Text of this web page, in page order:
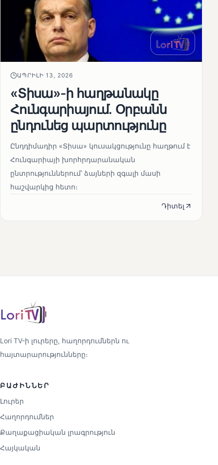
ԱՊՐԻԼԻ 13, 2026
«Տիսա»-ի հաղթանակը
Հունգարիայում․ Օրբանն
ընդունեց պարտությունը
Ընդդիմադիր «Տիսա» կուսակցությունը հաղթում է
Հունգարիայի խորհրդարանական
ընտրություններում՝ ձայների զգալի մասի
հաշվարկից հետո։
Դիտել
Lori TV-ի լուրերը, հաղորդումներն ու
հայտարարությունները։
ԲԱԺԻՆՆԵՐ
Լուրեր
Հաղորդումներ
Քաղաքացիական լրագրություն
Հայկական